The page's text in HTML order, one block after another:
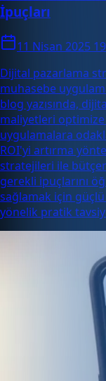
İpuçları
11 Nisan 2025
Dijital pazarlama
muhasebe
blog yazısında,
maliyetleri
uygulamalara
ROI'yi artırma
stratejileri ile
gerekli ipuçlarını
sağlamak için
yönelik pratik